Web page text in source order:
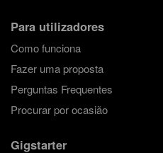
Para utilizadores
Como funciona
Fazer uma proposta
Perguntas Frequentes
Procurar por ocasião
Gigstarter